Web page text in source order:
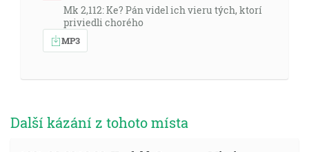
Mk 2,112: Ke? Pán videl ich vieru tých, ktorí
priviedli chorého
MP3
Další kázání z tohoto místa